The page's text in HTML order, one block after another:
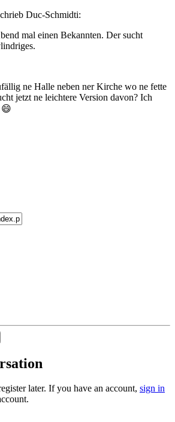
Duc-Schmidti:
mal einen Bekannten. Der sucht
ne Halle neben ner Kirche wo ne fette
jetzt ne leichtere Version davon? Ich
😄
later. If you have an account, sign in